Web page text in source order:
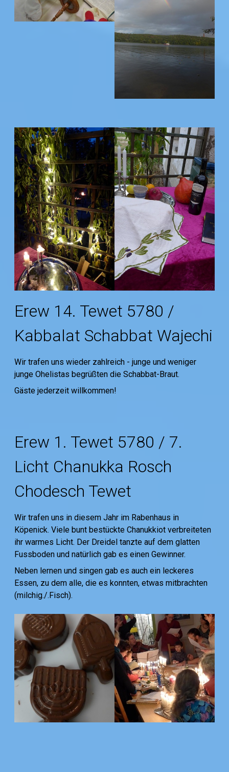
Erew 14. Tewet 5780 /
Kabbalat Schabbat Wajechi
Wir trafen uns wieder zahlreich - junge und weniger
junge Ohelistas begrüßten die Schabbat-Braut.
Gäste jederzeit willkommen!
Erew 1. Tewet 5780 / 7.
Licht Chanukka Rosch
Chodesch Tewet
Wir trafen uns in diesem Jahr im Rabenhaus in
Köpenick. Viele bunt bestückte Chanukkiot verbreiteten
ihr warmes Licht. Der Dreidel tanzte auf dem glatten
Fussboden und natürlich gab es einen Gewinner.
Neben lernen und singen gab es auch ein leckeres
Essen, zu dem alle, die es konnten, etwas mitbrachten
(milchig./.Fisch).